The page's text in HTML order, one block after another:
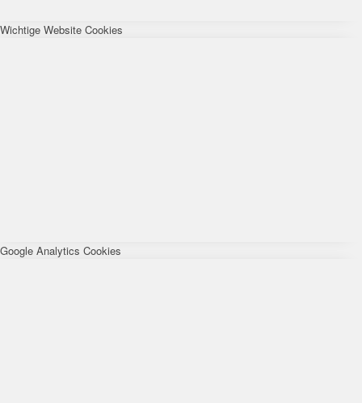
Wichtige Website Cookies
Google Analytics Cookies